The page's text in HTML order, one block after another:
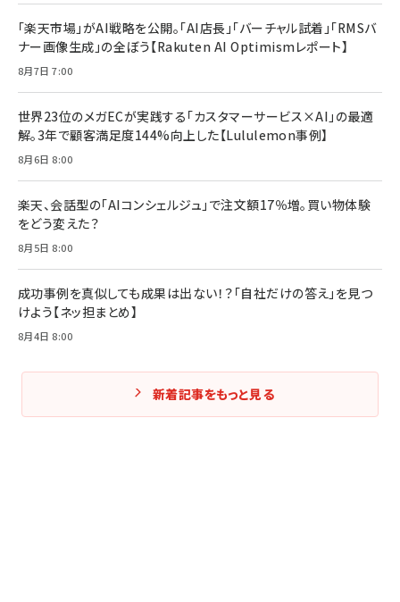
「楽天市場」がAI戦略を公開。「AI店長」「バーチャル試着」「RMSバ
ナー画像生成」の全ぼう【Rakuten AI Optimismレポート】
8月7日 7:00
世界23位のメガECが実践する「カスタマーサービス×AI」の最適
解。3年で顧客満足度144%向上した【Lululemon事例】
8月6日 8:00
楽天、会話型の「AIコンシェルジュ」で注文額17％増。買い物体験
をどう変えた？
8月5日 8:00
成功事例を真似しても成果は出ない！？「自社だけの答え」を見つ
けよう【ネッ担まとめ】
8月4日 8:00
新着記事をもっと見る